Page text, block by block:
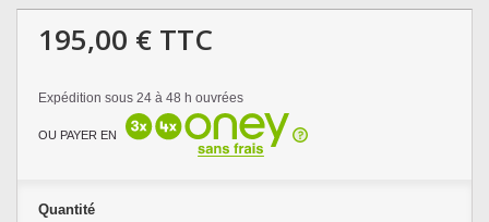
195,00 € TTC
Expédition sous 24 à 48 h ouvrées
OU PAYER EN
Quantité